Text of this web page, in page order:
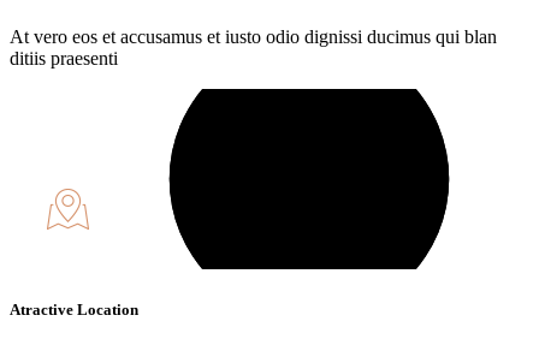
At vero eos et accusamus et iusto odio dignissi ducimus qui blan
ditiis praesenti
Atractive Location